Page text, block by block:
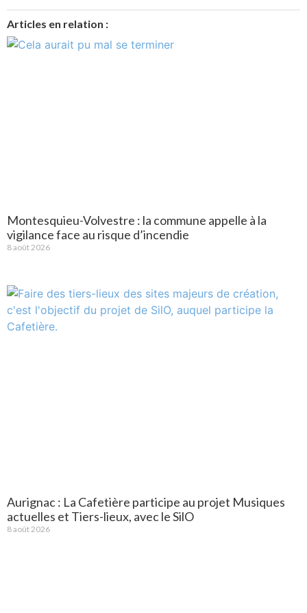
Articles en relation :
Montesquieu-Volvestre : la commune appelle à la
vigilance face au risque d’incendie
8 août 2026
Aurignac : La Cafetière participe au projet Musiques
actuelles et Tiers-lieux, avec le SilO
8 août 2026